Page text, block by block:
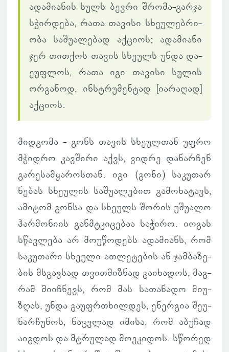
ადა­მი­ა­ნის სულს ბევრი შრომა-გარჯა
სჭირ­დება, რათა თა­ვისი სხე­უ­ლებ­რი­
ობა სა­შუ­ა­ლე­ბად აქ­ციოს; ადა­მი­ანი
ჯერ თით­ქოს თავის სხე­ულს უნდა და­
ე­უფ­ლოს, რათა იგი თა­ვისი სულის
ორ­გა­ნოდ, ინ­სტრუ­მენ­ტად [ია­რა­ღად]
აქ­ციოს.
მიდ­გომა - გონს თავის სხე­ულ­თან უფრო
მჭიდრო კავ­შირი აქვს, ვიდრე და­ნარ­ჩენ
გა­რე­სამ­ყა­როს­თან. იგი (გონი) სა­კუ­თარ
ნებას სხე­უ­ლის სა­შუ­ა­ლე­ბით გა­მო­ხა­ტავს,
ამი­ტომ გონსა და სხე­ულს შორის უშუ­ალო
ჰარ­მო­ნიის გან­მტკი­ცე­ბაა სა­ჭირო. იოგას
სწავ­ლება არ მო­უ­წო­დებს ადა­მი­ანს, რომ
სა­კუ­თარი სხე­ული ათ­ლე­ტე­ბის ან ჯამ­ბა­ზე­
ბის მსგავ­სად თვით­მიზ­ნად გა­ი­ხა­დოს, მაგ­
რამ მი­იჩ­ნევს, რომ მას სა­თა­ნადო მი­უ­
ზღას, უნდა გა­უფრ­თხილ­დეს, ენერ­გია შე­უ­
ნარ­ჩუ­ნოს, ნაც­ვლად იმისა, რომ აბუ­ჩად
აიგ­დოს და მტრუ­ლად მო­ე­კი­დოს. სწო­რედ